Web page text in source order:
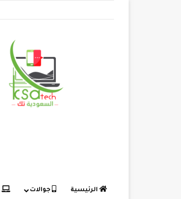
الرئيسية جوالات